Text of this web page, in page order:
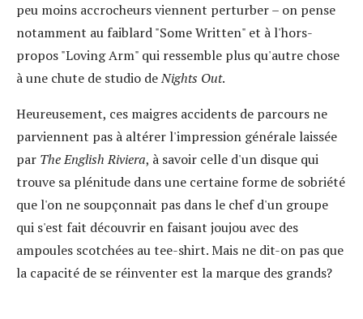
peu moins accrocheurs viennent perturber – on pense
notamment au faiblard "Some Written" et à l'hors-
propos "Loving Arm" qui ressemble plus qu'autre chose
à une chute de studio deNights Out.
Heureusement, ces maigres accidents de parcours ne
parviennent pas à altérer l'impression générale laissée
par The English Riviera, à savoir celle d'un disque qui
trouve sa plénitude dans une certaine forme de sobriété
que l'on ne soupçonnait pas dans le chef d'un groupe
qui s'est fait découvrir en faisant joujou avec des
ampoules scotchées au tee-shirt. Mais ne dit-on pas que
la capacité de se réinventer est la marque des grands?